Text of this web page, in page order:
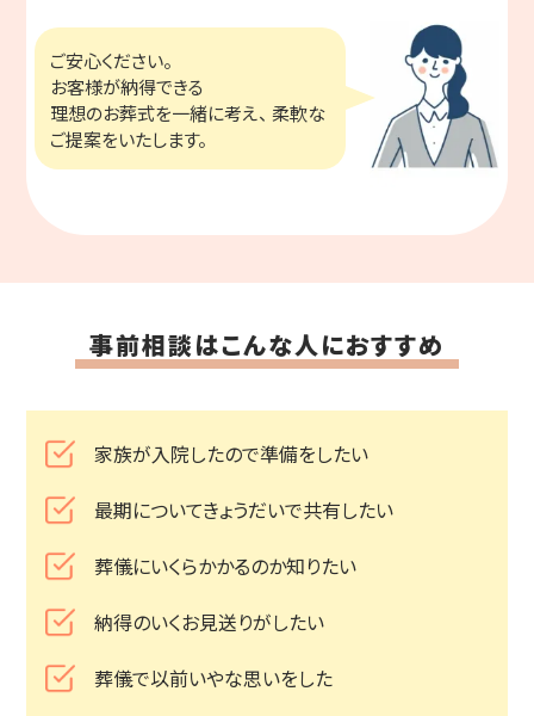
ご安心ください。
お客様が納得できる
理想のお葬式を一緒に考え、 柔軟な
ご提案をいたします。
事前相談はこんな人におすすめ
家族が入院したので準備をしたい
最期についてきょうだいで共有したい
葬儀にいくらかかるのか知りたい
納得のいくお見送りがしたい
葬儀で以前いやな思いをした